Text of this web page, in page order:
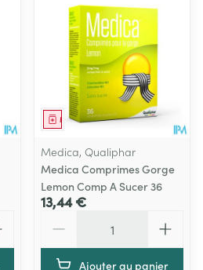
Médicament
Medica, Qualiphar
Medica Comprimes Gorge
Lemon Comp A Sucer 36
13,44 €
Ajouter au panier